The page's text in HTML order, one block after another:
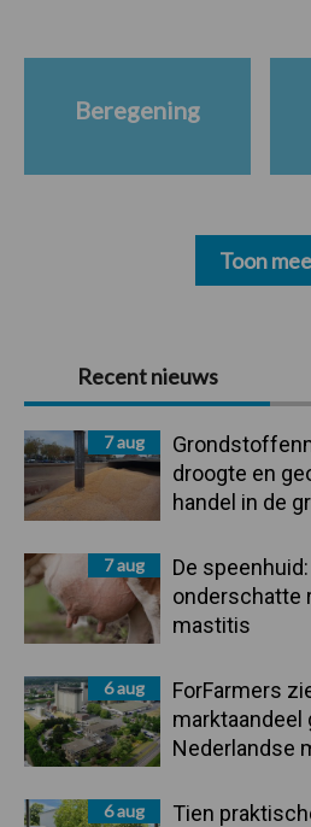
Primaire
Sidebar
Recent nieuws
7 aug
droogte en
handel in de
7 aug
De
onderschatte
mastitis
6 aug
ForFarmers
marktaandeel
Nederlandse
6 aug
Tien
Beregening
Toon